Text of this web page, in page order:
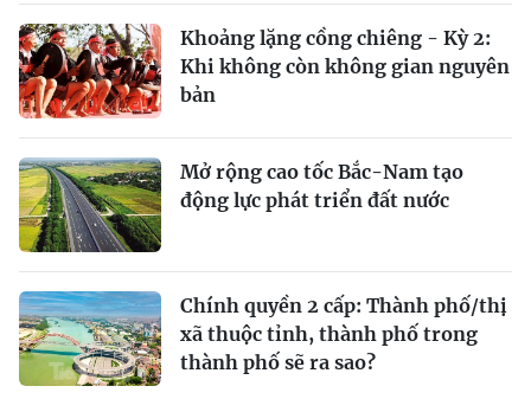
Khoảng lặng cồng chiêng - Kỳ 2:
Khi không còn không gian nguyên
bản
Mở rộng cao tốc Bắc-Nam tạo
động lực phát triển đất nước
Chính quyền 2 cấp: Thành phố/thị
xã thuộc tỉnh, thành phố trong
thành phố sẽ ra sao?